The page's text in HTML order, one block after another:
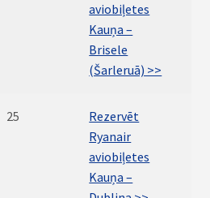
aviobiļetes
Kauņa –
Brisele
(Šarleruā) >>
25
Rezervēt
Ryanair
aviobiļetes
Kauņa –